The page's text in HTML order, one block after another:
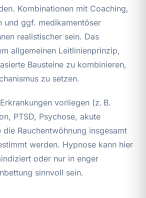
Kombinationen mit Coaching,
und ggf. medikamentöser
realistischer sein. Das
allgemeinen Leitlinienprinzip,
Bausteine zu kombinieren,
zu setzen.
vorliegen (z. B.
PTSD, Psychose, akute
Rauchentwöhnung insgesamt
werden. Hypnose kann hier
oder nur in enger
sinnvoll sein.